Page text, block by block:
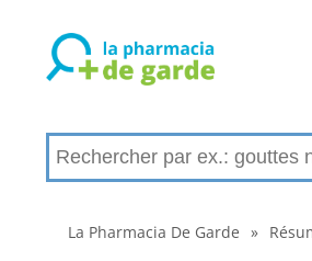
La Pharmacia De Garde »